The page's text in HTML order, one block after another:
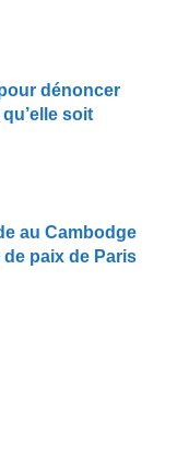
dénoncer
soit
au Cambodge
paix de Paris